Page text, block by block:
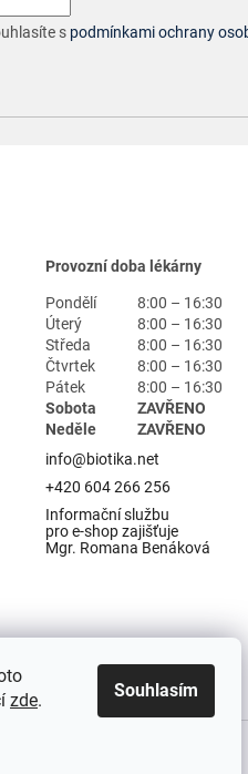
zde. Souhlasím
s podmínkami ochrany
Provozní doba lékárny
Pondělí
8:00 – 16:30
Úterý
8:00 – 16:30
Středa
8:00 – 16:30
Čtvrtek
8:00 – 16:30
Pátek
8:00 – 16:30
Sobota
ZAVŘENO
Neděle
ZAVŘENO
info@biotika.net
+420 604 266 256
Informační službu
pro e-shop zajišťuje
Mgr. Romana Benáková